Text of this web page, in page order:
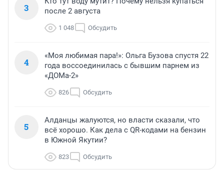
3
после 2 августа
1 048 Обсудить
4
«Моя любимая пара!»: Ольга Бузова спустя 22
года воссоединилась с бывшим парнем из
«ДОМа-2»
826 Обсудить
5
Алданцы жалуются, но власти сказали, что
всё хорошо. Как дела с QR-кодами на бензин
в Южной Якутии?
823 Обсудить